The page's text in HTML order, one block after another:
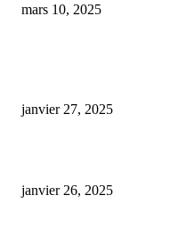
mars 10, 2025
janvier 27, 2025
janvier 26, 2025